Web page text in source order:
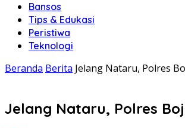
Bansos
Tips & Edukasi
Peristiwa
Teknologi
Beranda Berita Jelang Nataru, Polres
Jelang Nataru, Polres